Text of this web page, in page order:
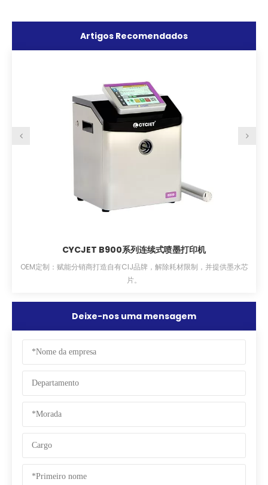
Artigos Recomendados
系列连续式喷墨打印机
有CIJ品牌，解除耗材限制，并提供墨水芯
CYCJET LU15F
CYCJET LU15F系列紫外飞行激光
Deixe-nos uma mensagem